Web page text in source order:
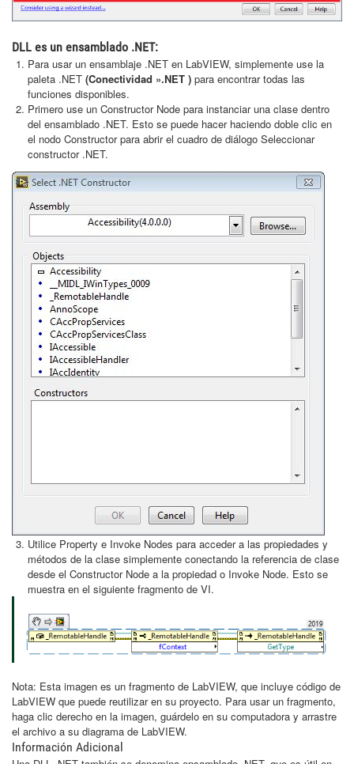
DLL es un ensamblado .NET:
Para usar un ensamblaje .NET en LabVIEW, simplemente use la
paleta .NET (Conectividad ».NET ) para encontrar todas las
funciones disponibles.
Primero use un Constructor Node para instanciar una clase dentro
del ensamblado .NET. Esto se puede hacer haciendo doble clic en
el nodo Constructor para abrir el cuadro de diálogo Seleccionar
constructor .NET.
Utilice Property e Invoke Nodes para acceder a las propiedades y
métodos de la clase simplemente conectando la referencia de clase
desde el Constructor Node a la propiedad o Invoke Node. Esto se
muestra en el siguiente fragmento de VI.
Nota: Esta imagen es un fragmento de LabVIEW, que incluye código de
LabVIEW que puede reutilizar en su proyecto. Para usar un fragmento,
haga clic derecho en la imagen, guárdelo en su computadora y arrastre
el archivo a su diagrama de LabVIEW.
Información Adicional